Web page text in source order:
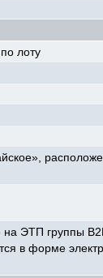
лоту
на ЭТП группы
в форме